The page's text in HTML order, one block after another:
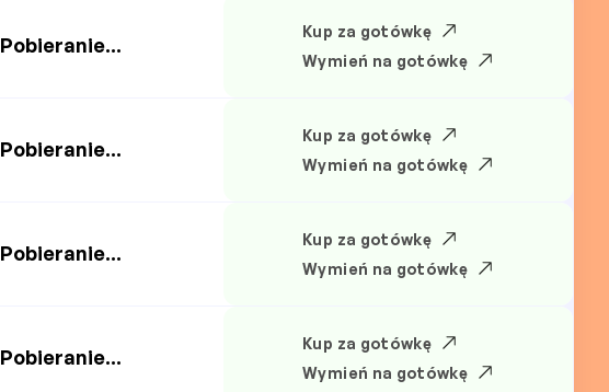
Pobieranie...
Kup za gotówkę
Wymień na gotówkę
Pobieranie...
Kup za gotówkę
Wymień na gotówkę
Pobieranie...
Kup za gotówkę
Wymień na gotówkę
Pobieranie...
Kup za gotówkę
Wymień na gotówkę